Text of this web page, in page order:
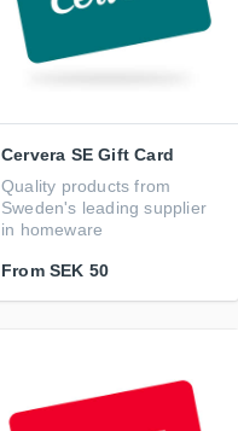
Cervera SE Gift Card
Quality products from
Sweden's leading supplier
in homeware
From SEK 50